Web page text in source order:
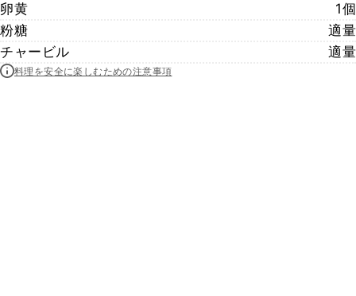
卵黄
1個
粉糖
適量
チャービル
適量
料理を安全に楽しむための注意事項